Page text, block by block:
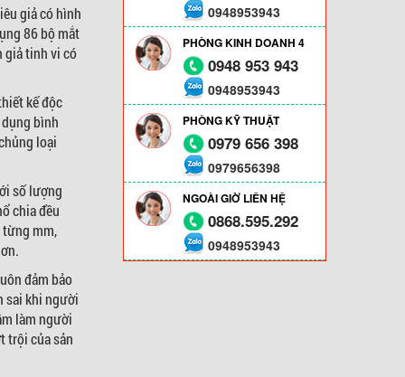
giả có hình
86 bộ mắt
giả tinh vi có
kế độc
bình
loại
số lượng
chia đều
từng mm,
đảm bảo
sai khi người
làm người
trội của sản
0948953943
PHÒNG KINH DOANH 4
0948 953 943
0948953943
PHÒNG KỸ THUẬT
0979 656 398
0979656398
NGOÀI GIỜ LIÊN HỆ
0868.595.292
0948953943